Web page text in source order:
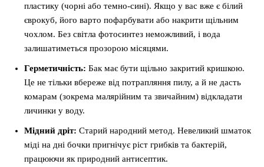
пластику (чорні або темно-сині). Якщо у вас вже є білий
єврокуб, його варто пофарбувати або накрити щільним
чохлом. Без світла фотосинтез неможливий, і вода
залишатиметься прозорою місяцями.
Герметичність: Бак має бути щільно закритий кришкою.
Це не тільки вбереже від потрапляння пилу, а й не дасть
комарам (зокрема малярійним та звичайним) відкладати
личинки у воду.
Мідний дріт: Старий народний метод. Невеликий шматок
міді на дні бочки пригнічує ріст грибків та бактерій,
працюючи як природний антисептик.